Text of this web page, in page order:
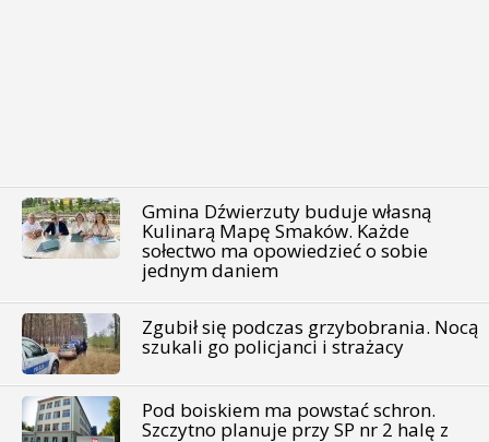
Gmina Dźwierzuty buduje własną
Kulinarą Mapę Smaków. Każde
sołectwo ma opowiedzieć o sobie
jednym daniem
Zgubił się podczas grzybobrania. Nocą
szukali go policjanci i strażacy
Pod boiskiem ma powstać schron.
Szczytno planuje przy SP nr 2 halę z